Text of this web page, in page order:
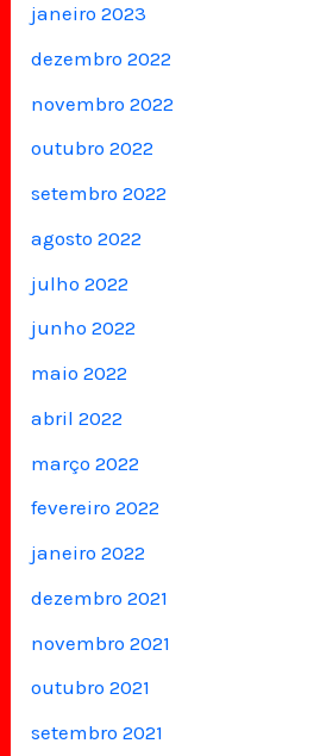
janeiro 2023
dezembro 2022
novembro 2022
outubro 2022
setembro 2022
agosto 2022
julho 2022
junho 2022
maio 2022
abril 2022
março 2022
fevereiro 2022
janeiro 2022
dezembro 2021
novembro 2021
outubro 2021
setembro 2021